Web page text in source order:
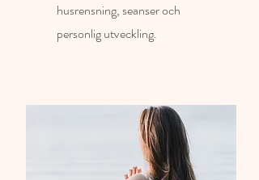
husrensning, seanser och
personlig utveckling.